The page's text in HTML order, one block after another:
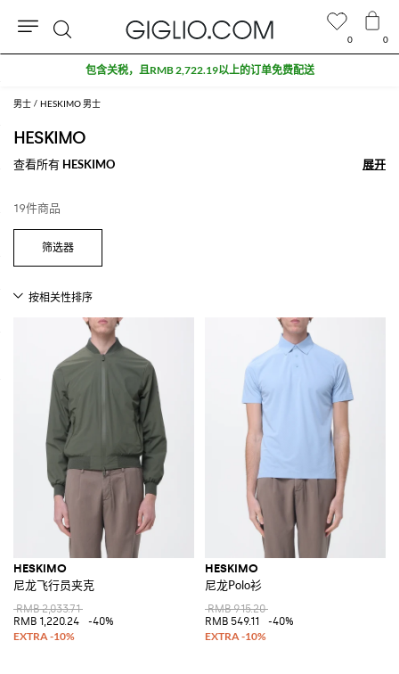
男士 HESKIMO 男士
HESKIMO
查看所有 HESKIMO 展开
展开
19件商品
HESKIMO
尼龙飞行员夹克
RMB 2,033.71
RMB 1,220.24
-40%
HESKIMO
尼龙Polo衫
RMB 915.20
RMB 549.11
-40%
0 0
包含关税，且RMB 2,722.19以上的订单免费配送